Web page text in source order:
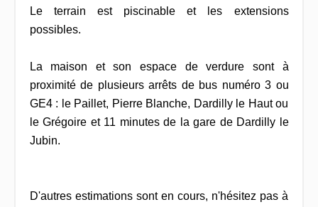
Le terrain est piscinable et les extensions
possibles.
La maison et son espace de verdure sont à
proximité de plusieurs arrêts de bus numéro 3 ou
GE4 : le Paillet, Pierre Blanche, Dardilly le Haut ou
le Grégoire et 11 minutes de la gare de Dardilly le
Jubin.
D'autres estimations sont en cours, n'hésitez pas à